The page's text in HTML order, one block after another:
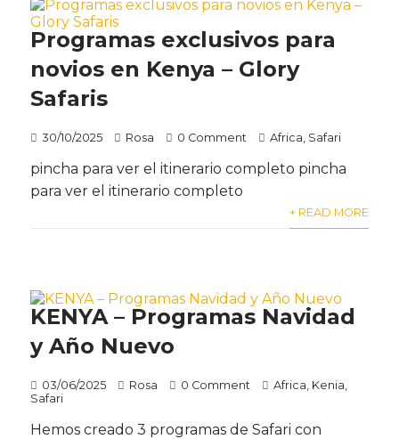
Programas exclusivos para
novios en Kenya – Glory
Safaris
30/10/2025 Rosa 0 Comment Africa Safari
pincha para ver el itinerario completo pincha
para ver el itinerario completo
+ READ MORE
KENYA – Programas Navidad
y Año Nuevo
03/06/2025 Rosa 0 Comment Africa Kenia
Safari
Hemos creado 3 programas de Safari con